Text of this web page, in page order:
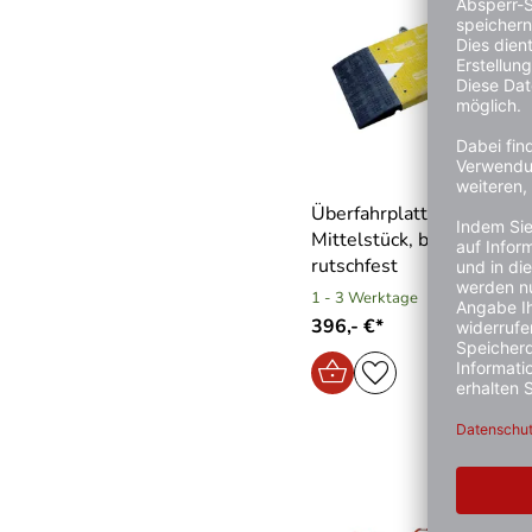
Überfahrplatte aus
Mittelstück, belastbar
rutschfest
1 - 3 Werktage
396,- €*